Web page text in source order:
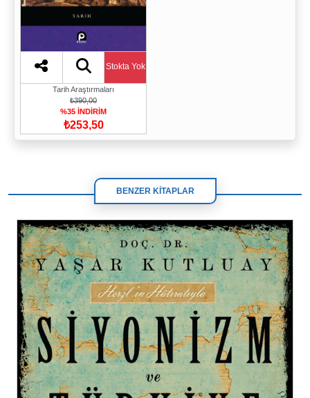
Stokta Yok
Tarih Araştırmaları
₺390,00
%35 İNDİRİM
₺253,50
BENZER KİTAPLAR